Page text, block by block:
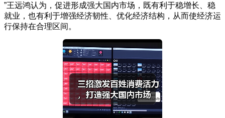
”王远鸿认为，促进形成强大国内市场，既有利于稳增长、稳
就业，也有利于增强经济韧性、优化经济结构，从而使经济运
行保持在合理区间。